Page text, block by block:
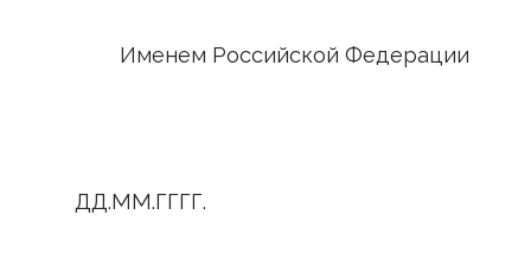
Именем Российской Федерации
ДД.ММ.ГГГГ.